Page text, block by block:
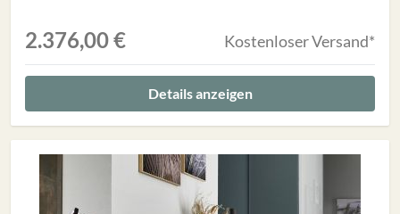
2.376,00 € Kostenloser Versand*
Details anzeigen